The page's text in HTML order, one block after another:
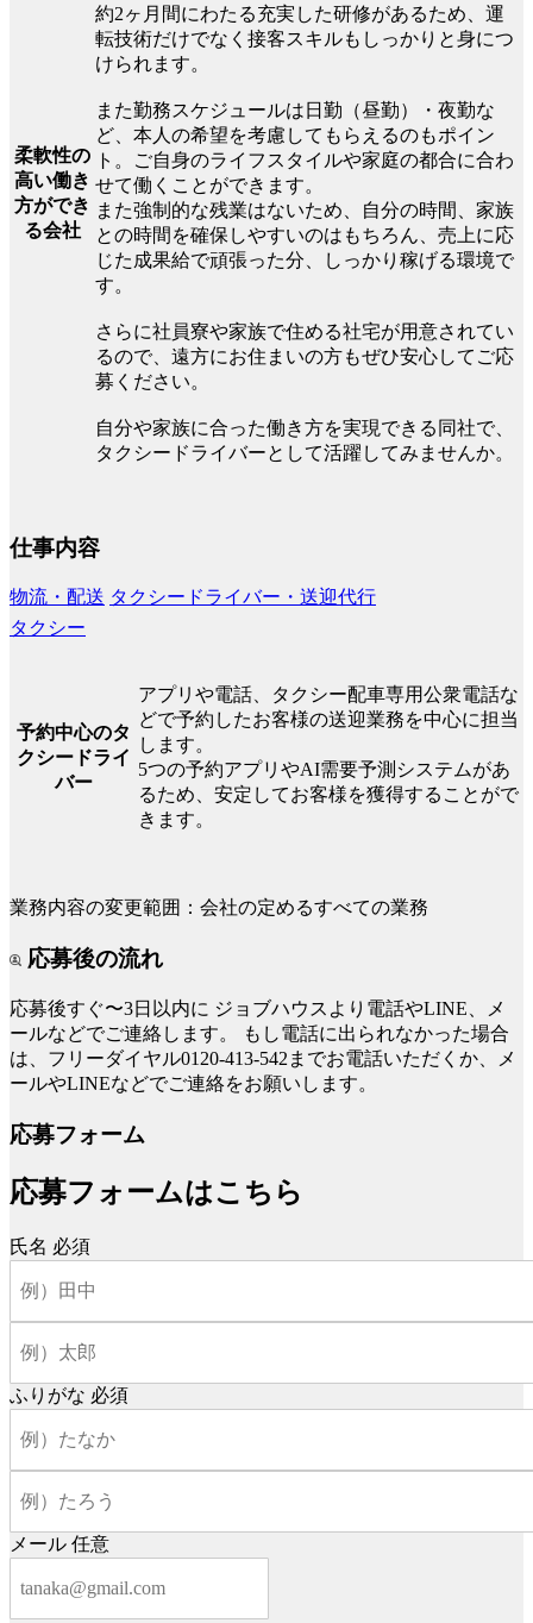
柔軟性の
高い働き
方ができ
る会社
約2ヶ月間にわたる充実した研修があるため、運
転技術だけでなく接客スキルもしっかりと身につ
けられます。
また勤務スケジュールは日勤（昼勤）・夜勤な
ど、本人の希望を考慮してもらえるのもポイン
ト。ご自身のライフスタイルや家庭の都合に合わ
せて働くことができます。
また強制的な残業はないため、自分の時間、家族
との時間を確保しやすいのはもちろん、売上に応
じた成果給で頑張った分、しっかり稼げる環境で
す。
さらに社員寮や家族で住める社宅が用意されてい
るので、遠方にお住まいの方もぜひ安心してご応
募ください。
自分や家族に合った働き方を実現できる同社で、
タクシードライバーとして活躍してみませんか。
仕事内容
物流・配送 タクシードライバー・送迎代行
タクシー
予約中心のタ
クシードライ
バー
アプリや電話、タクシー配車専用公衆電話な
どで予約したお客様の送迎業務を中心に担当
します。
5つの予約アプリやAI需要予測システムがあ
るため、安定してお客様を獲得することがで
きます。
業務内容の変更範囲：会社の定めるすべての業務
応募後の流れ
応募後すぐ〜3日以内に ジョブハウスより電話やLINE、メ
ールなどでご連絡します。
もし電話に出られなかった場合
は、フリーダイヤル0120-413-542までお電話いただくか、メ
ールやLINEなどでご連絡をお願いします。
応募フォーム
応募フォームはこちら
氏名 必須
ふりがな 必須
メール 任意